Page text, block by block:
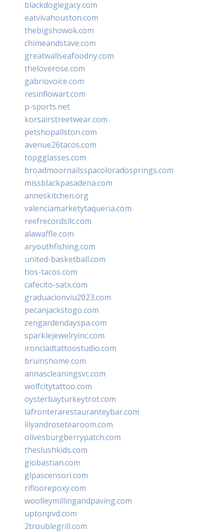
blackdoglegacy.com
eatvivahouston.com
thebigshowok.com
chimeandstave.com
greatwallseafoodny.com
theloverose.com
gabriovoice.com
resinflowart.com
p-sports.net
korsairstreetwear.com
petshopallston.com
avenue26tacos.com
topgglasses.com
broadmoornailsspacoloradosprings.com
missblackpasadena.com
anneskitchen.org
valenciamarketytaqueria.com
reefrecordsllc.com
alawaffle.com
aryouthfishing.com
united-basketball.com
tios-tacos.com
cafecito-satx.com
graduacionviu2023.com
pecanjackstogo.com
zengardendayspa.com
sparklejewelryinc.com
ironcladtattoostudio.com
bruinshome.com
annascleaningsvc.com
wolfcitytattoo.com
oysterbayturkeytrot.com
lafronterarestauranteybar.com
lilyandrosetearoom.com
olivesburgberrypatch.com
theslushkids.com
giobastian.com
glpascensori.com
rifloorepoxy.com
woolleymillingandpaving.com
uptonpvd.com
2troublegrill.com